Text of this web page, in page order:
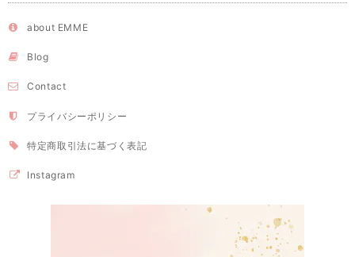
about EMME
Blog
Contact
プライバシーポリシー
特定商取引法に基づく表記
Instagram